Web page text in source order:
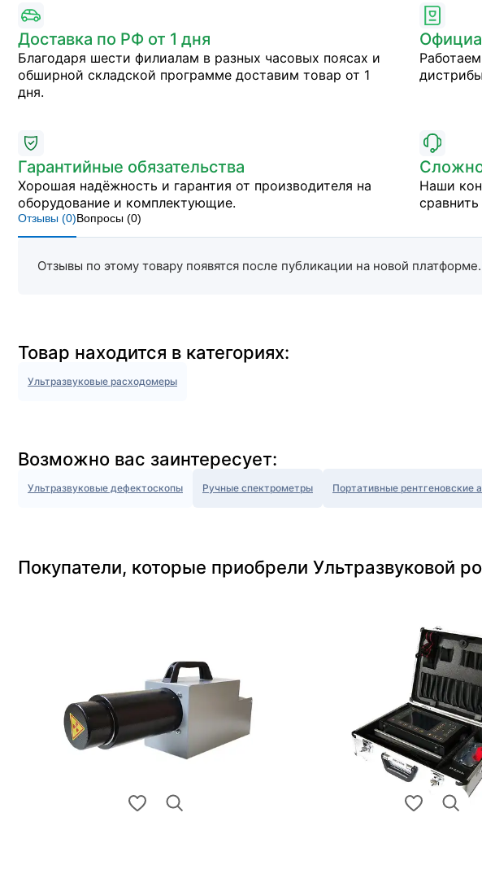
Доставка по РФ от 1 дня
Благодаря шести филиалам в разных часовых поясах и
обширной складской программе доставим товар от 1
дня.
Гарантийные обязательства
Хорошая надёжность и гарантия от производителя на
оборудование и комплектующие.
Наши
Отзывы (0)Вопросы (0)
Отзывы по этому товару появятся после публикации на новой платформе.
Товар находится в категориях:
Ультразвуковые расходомеры
Возможно вас заинтересует:
Ультразвуковые дефектоскопы Ручные спектрометры Портативные рентгеновские
Покупатели, которые приобрели Ультразвуковой